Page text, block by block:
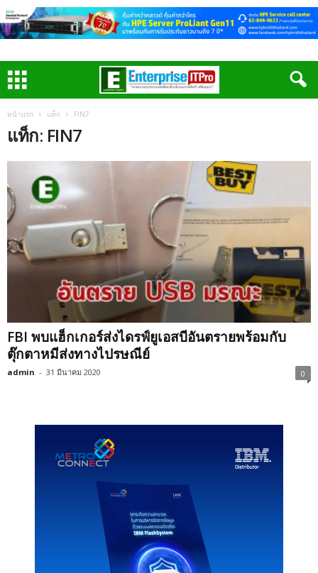
หน้าแรก แท็ก FIN7
แท็ก: FIN7
FBI พบแฮ็กเกอร์ส่งไดรฟ์ยูเอสบีอันตรายพร้อมกับ
ตุ๊กตาหมีส่งทางไปรษณีย์
admin - 31 มีนาคม 2020 0